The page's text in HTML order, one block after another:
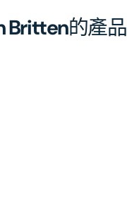
Britten的產品